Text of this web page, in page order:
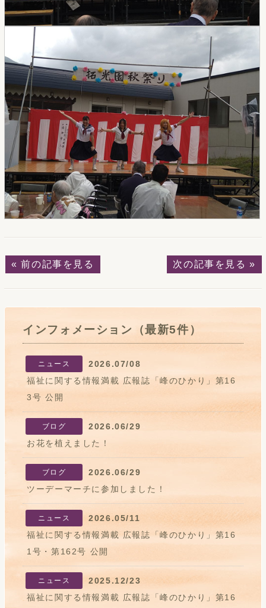
« 前の記事を見る 次の記事を見る »
インフォメーション（最新5件）
ニュース
2026.07/08
福祉に関する情報満載 広報誌「峰のひかり」第16
3号 公開
ブログ
2026.06/29
お花を植えました！
ブログ
2026.06/29
ツーデーマーチに参加しました！
ニュース
2026.05/11
福祉に関する情報満載 広報誌「峰のひかり」第16
1号・第162号 公開
ニュース
2025.12/23
福祉に関する情報満載 広報誌「峰のひかり」第16